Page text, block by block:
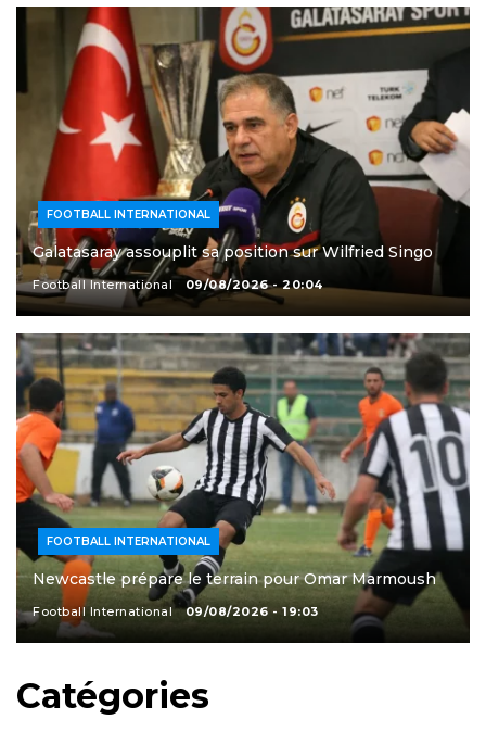
FOOTBALL INTERNATIONAL
Galatasaray assouplit sa position sur Wilfried Singo
Football International 09/08/2026 - 20:04
FOOTBALL INTERNATIONAL
Newcastle prépare le terrain pour Omar Marmoush
Football International 09/08/2026 - 19:03
Catégories